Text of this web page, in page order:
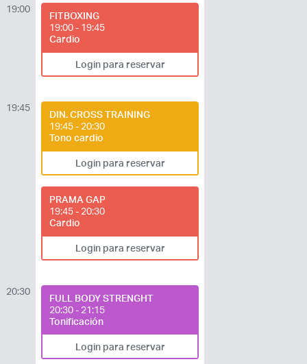
Recuerda mis claves
¿Ya eres socio pero no
estas registrado?
¿Olvidaste tu
19:00
FITBOXING
19:00 - 19:45
Cardio
Login para reservar
19:45
DIN. CROSS TRAINING
19:45 - 20:30
Tono cardio
Login para reservar
PRAMA GAP
19:45 - 20:30
Cardio
Login para reservar
20:30
FULL BODY STRENGHT
20:30 - 21:15
Tonificación
Login para reservar